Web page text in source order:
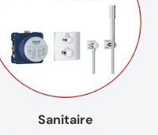
Sanitaire